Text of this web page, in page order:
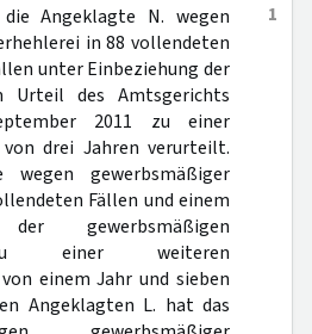
1
Angeklagte N. wegen
in 88 vollendeten
unter Einbeziehung der
Urteil des Amtsgerichts
2011 zu einer
drei Jahren verurteilt.
gewerbsmäßiger
Fällen und einem
gewerbsmäßigen
einer weiteren
einem Jahr und sieben
Angeklagten L. hat das